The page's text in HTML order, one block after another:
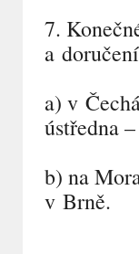
7.
a
a) v
ústředna
b) na
v Brně.